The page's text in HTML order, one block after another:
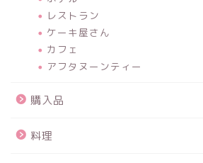
レストラン
ケーキ屋さん
カフェ
アフタヌーンティー
購入品
料理